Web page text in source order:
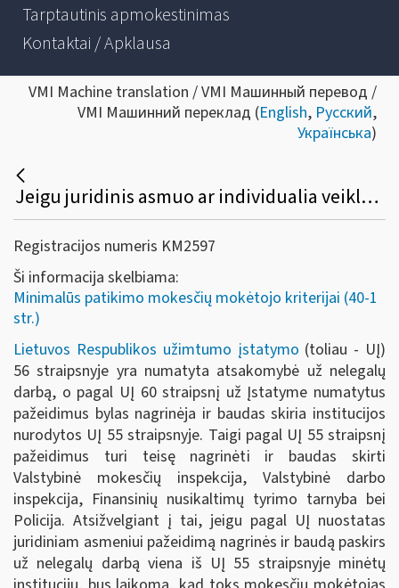
Tarptautinis apmokestinimas
Kontaktai / Apklausa
VMI Machine translation / VMI Машинный перевод /
VMI Машинний переклад (English, Русский,
Українська)
Jeigu juridinis asmuo ar individualia veikla užsiimantis fizinis asmuo buvo baustas pagal Lietuvos Respublikos užimtumo įstatymo nuostatas Valstybinės darbo inspekcijos, Finansinių nusikaltimų tyrimo tarnybos ar Policijos, bus laikoma, kad toks asmuo neatitinka minimalių patikimo mokesčių mokėtojo kriterijų?
Registracijos numeris KM2597
Ši informacija skelbiama:
Minimalūs patikimo mokesčių mokėtojo kriterijai (40-1
str.)
Lietuvos Respublikos užimtumo įstatymo (toliau - UĮ)
56 straipsnyje yra numatyta atsakomybė už nelegalų
darbą, o pagal UĮ 60 straipsnį už Įstatyme numatytus
pažeidimus bylas nagrinėja ir baudas skiria institucijos
nurodytos UĮ 55 straipsnyje. Taigi pagal UĮ 55 straipsnį
pažeidimus turi teisę nagrinėti ir baudas skirti
Valstybinė mokesčių inspekcija, Valstybinė darbo
inspekcija, Finansinių nusikaltimų tyrimo tarnyba bei
Policija. Atsižvelgiant į tai, jeigu pagal UĮ nuostatas
juridiniam asmeniui pažeidimą nagrinės ir baudą paskirs
už nelegalų darbą viena iš UĮ 55 straipsnyje minėtų